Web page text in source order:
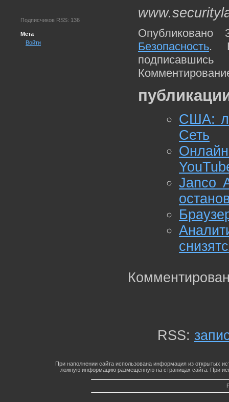
Подписчиков RSS: 136
Мета
Войти
Безопасность.
США:
Сеть
Janco
RSS:
При наполнении сайта использована информация из открытых
ложную информацию размещенную на страницах сайта. При